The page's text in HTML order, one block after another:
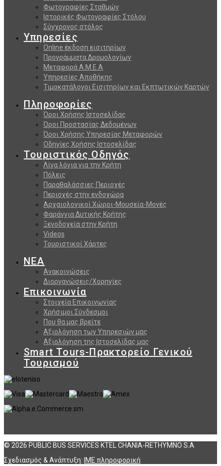
Φωτογραφίες Σταθμών
Ιστορικές Φωτογραφίες Στόλου
Σύγχρονος στόλος
Υπηρεσίες
Online έκδοση εισιτηρίων
Προγράμματα Δρομολογίων
Μεταφορά Α.Μ.Ε.Α
Υπηρεσίες Αποθήκης
Τιμοκατάλογοι Εισιτηρίων και Εκπτωτικών Καρτών
Πληροφορίες
Όροι Χρήσης Ιστοσελίδας
Όροι Προστασίας Δεδομένων
Όροι Χρήσης Υπηρεσίας Μεταφορών
Οδηγίες Χρήσης Ιστοσελίδας
Τουριστικός Οδηγός
Λίγα λόγια για την Κρήτη
Πόλεις
Παραθαλάσσιες Περιοχές
Περιοχές στην ενδοχώρα
Αρχαιολογικοί Χώροι-Μουσεία-Μονές
Φαράγγια Δυτικής Κρήτης
Ξενοδοχεία στην Κρήτη
Videos
Τουριστικοί Χάρτες
ΝΕΑ
Ανακοινώσεις
Διοργανώσεις/Χορηγίες
Επικοινωνία
Στοιχεία Επικοινωνίας
Χρήσιμοι Σύνδεσμοι
Που θα μας βρείτε
Αξιολόγηση των Υπηρεσιών μας
Αξιολόγηση της Ιστοσελίδας μας
Smart Tours-Πρακτορείο Γενικού
Τουρισμού
© 2026 PUBLIC BUS SERVICES KTEL CHANIA-RETHYMNO S.A
Σχεδιασμός & Ανάπτυξη: ΙΜΕ πληροφορική